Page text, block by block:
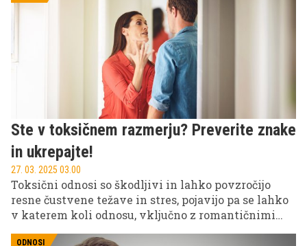
Ste v toksičnem razmerju? Preverite znake
in ukrepajte!
27. 03. 2025 03.00
Toksični odnosi so škodljivi in lahko povzročijo
resne čustvene težave in stres, pojavijo pa se lahko
v katerem koli odnosu, vključno z romantičnimi
ODNOSI